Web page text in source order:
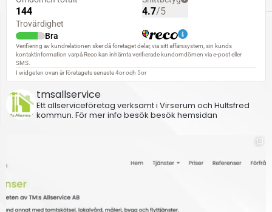
tmsallservice
Ett allserviceföretag verksamt i Virserum och Hultsfred
kommun. För mer info besök besök hemsidan